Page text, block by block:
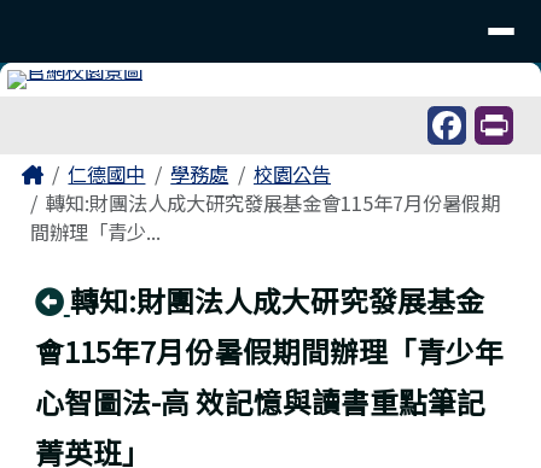
主內容區域
Home仁德國中 學務處
校園公告
轉知:財團法人成大研究發展基金會115年7月份暑假期
間辦理「青少...
回上頁
轉知:財團法人成大研究發展基金
會115年7月份暑假期間辦理「青少年
心智圖法-高 效記憶與讀書重點筆記
菁英班」
頁尾區域